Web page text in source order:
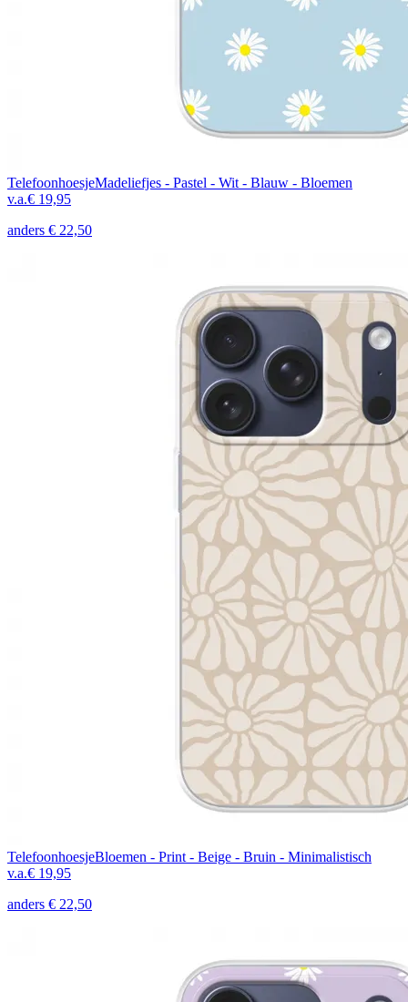
TelefoonhoesjeMadeliefjes - Pastel - Wit - Blauw - Bloemen
v.a.€ 19,95
anders € 22,50
TelefoonhoesjeBloemen - Print - Beige - Bruin - Minimalistisch
v.a.€ 19,95
anders € 22,50